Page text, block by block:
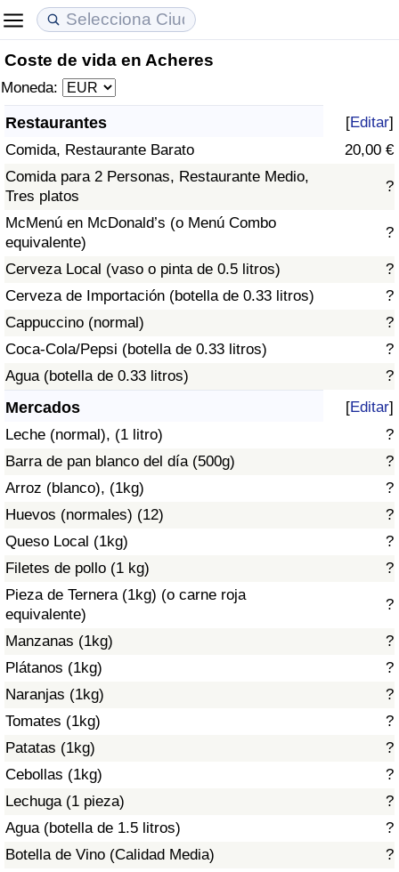
Coste de vida en Acheres
Moneda:
Restaurantes [Editar]
Comida, Restaurante Barato
20,00 €
Comida para 2 Personas, Restaurante Medio,
Tres platos
?
McMenú en McDonald’s (o Menú Combo
equivalente)
?
Cerveza Local (vaso o pinta de 0.5 litros)
?
Cerveza de Importación (botella de 0.33 litros)
?
Cappuccino (normal)
?
Coca-Cola/Pepsi (botella de 0.33 litros)
?
Agua (botella de 0.33 litros)
?
Mercados [Editar]
Leche (normal), (1 litro)
?
Barra de pan blanco del día (500g)
?
Arroz (blanco), (1kg)
?
Huevos (normales) (12)
?
Queso Local (1kg)
?
Filetes de pollo (1 kg)
?
Pieza de Ternera (1kg) (o carne roja
equivalente)
?
Manzanas (1kg)
?
Plátanos (1kg)
?
Naranjas (1kg)
?
Tomates (1kg)
?
Patatas (1kg)
?
Cebollas (1kg)
?
Lechuga (1 pieza)
?
Agua (botella de 1.5 litros)
?
Botella de Vino (Calidad Media)
?
Coste de vida
Índice de Costo de Vida
Índice de costo de vida por país
en aqaba
Precios de las propiedades
Índice de Precios de Inmuebles
Índice de Precios de Inmuebles por País
Calidad de Vida
Índice de Calidad de Vida (Actual)
Índice de calidad de vida por país
Delincuencia
Calificación del Índice de Criminalidad
(Actual)
Índice de Criminalidad
Índice de criminalidad por país
Sanidad
Índice de Sanidad (Actual)
Índice de Sanidad
Índice de Sanidad por País
Contaminación
Índice de Contaminación (Actual)
Índice de contaminación
Índice de Contaminación por País
Tráfico
Índice de Tráfico